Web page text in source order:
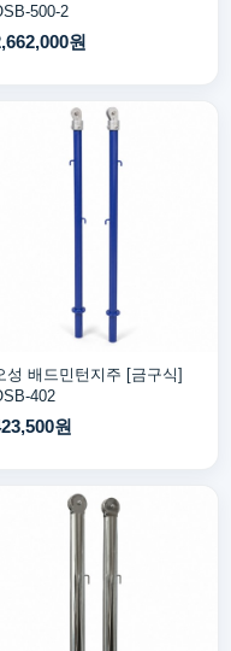
500-2
원
성 배드민턴지주 [금구식]
402
원